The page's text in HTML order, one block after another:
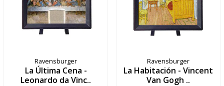
Ravensburger
La Última Cena -
Leonardo da Vinc..
Ravensburger
La Habitación - Vincent
Van Gogh ..